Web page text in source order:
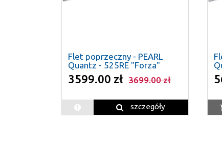
Flet poprzeczny - PEARL
Quantz - 525RE "Forza"
3599.00 zł 3699.00 zł
szczegóły